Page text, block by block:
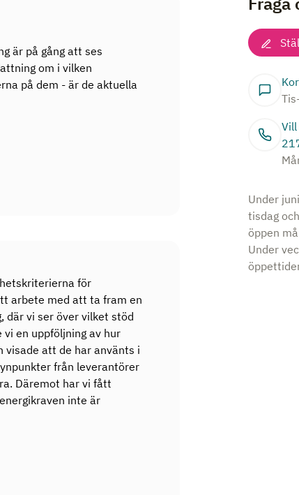
är på gång att ses
om i vilken
på dem - är de aktuella
för
arbete med att ta fram en
där vi ser över vilket stöd
en uppföljning av hur
visade att de har använts i
från leverantörer
Däremot har vi fått
inte är
Under
tisdag
öppen
Under